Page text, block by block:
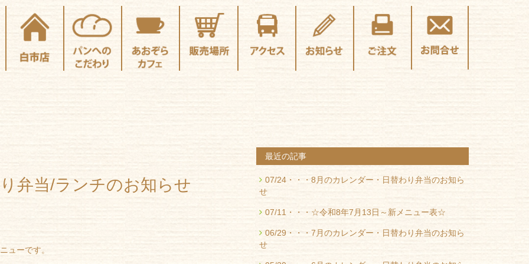
弁当/ランチのお知らせ
ューです。
最近の記事
07/24・・・ 8月のカレンダー・日替わり弁当のお知ら
せ
07/11・・・ ☆令和8年7月13日～新メニュー表☆
06/29・・・ 7月のカレンダー・日替わり弁当のお知ら
せ